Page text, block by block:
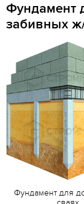
Фундамент
забивных
Фундамент для